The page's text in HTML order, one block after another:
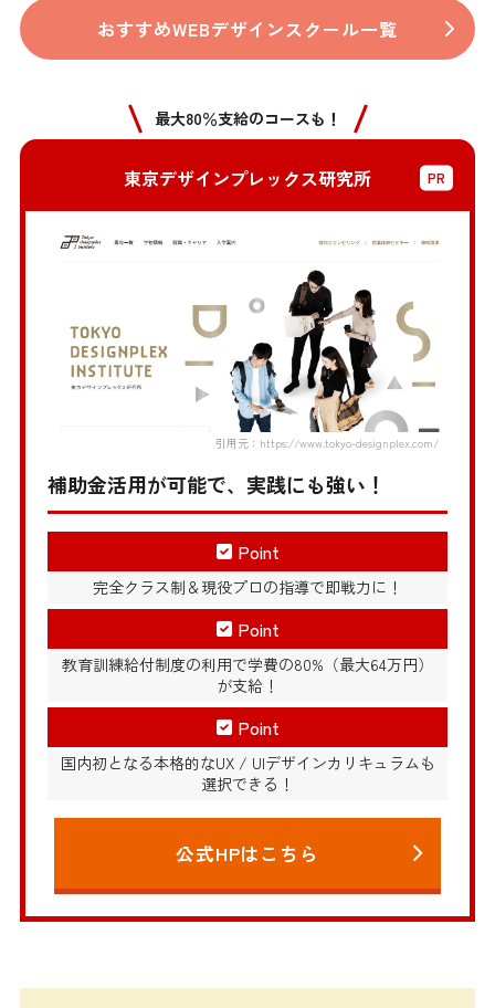
おすすめWEBデザインスクール一覧
最大80％支給のコースも！
東京デザインプレックス研究所
引用元：https://www.tokyo-designplex.com/
補助金活用が可能で、実践にも強い！
Point
完全クラス制＆現役プロの指導で即戦力に！
Point
教育訓練給付制度の利用で学費の80%（最大64万円）
が支給！
Point
国内初となる本格的なUX / UIデザインカリキュラムも
選択できる！
公式HPはこちら